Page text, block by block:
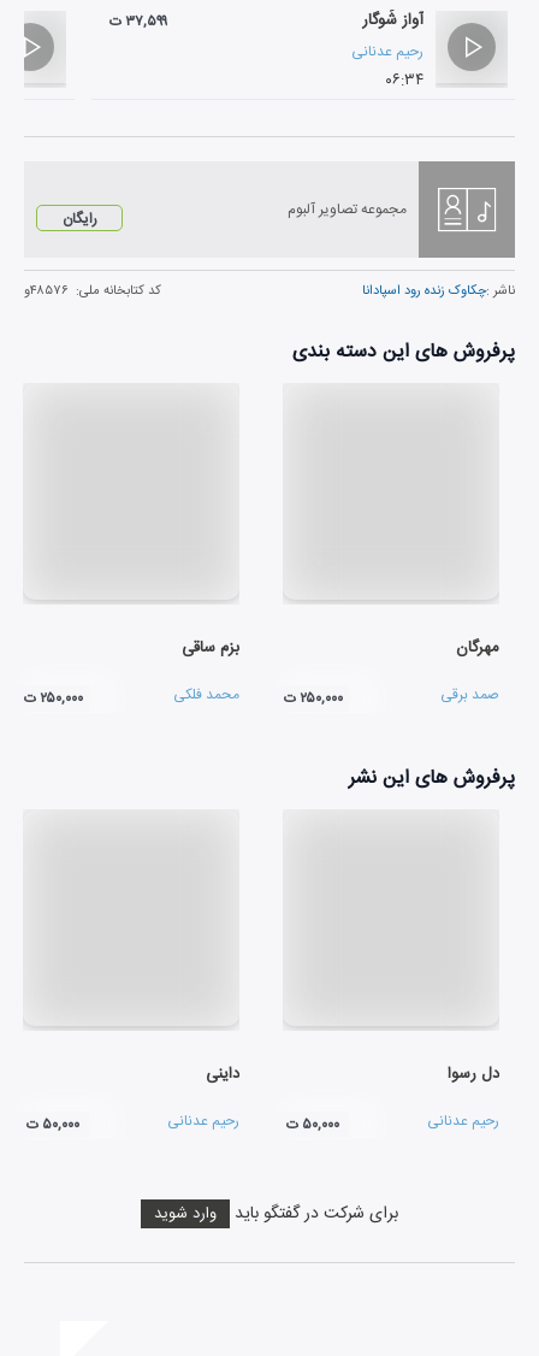
آواز شَوگار
رحیم عدنانی
۰۶:۳۴
۳۷,۵۹۹ ت
مجموعه تصاویر آلبوم رایگان
ناشر :چکاوک زنده رود اسپادانا کد کتابخانه ملی: ۴۸۵۷۶و
پرفروش های این دسته بندی
مهرگان
صمد برقی ۲۵۰,۰۰۰ ت
بزم ساقی
محمد فلکی ۲۵۰,۰۰۰ ت
پرفروش های این نشر
دل رسوا
رحیم عدنانی ۵۰,۰۰۰ ت
داینی
رحیم عدنانی ۵۰,۰۰۰ ت
برای شرکت در گفتگو باید وارد شوید